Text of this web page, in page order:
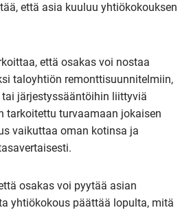
että asia kuuluu yhtiökokouksen
että osakas voi nostaa
taloyhtiön remonttisuunnitelmiin,
järjestyssääntöihin liittyviä
tarkoitettu turvaamaan jokaisen
vaikuttaa oman kotinsa ja
osakas voi pyytää asian
yhtiökokous päättää lopulta, mitä